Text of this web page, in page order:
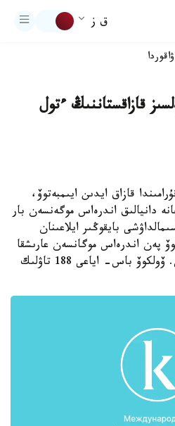
ق ز
اقوردا
قازاقستاننىڭ ءتول
قازاق ايدىن ايىمبەتوۆ،
دانيالىق اندرەاس موگەنسەن بار
بايقوڭىر ايلاعىنان
پەن اندرەاس موگانسەن عارىشقا
بىرىنشى رەت كوتەرىلسە، س. ۆولكوۆ باس- اياعى 188 تاۋلىك